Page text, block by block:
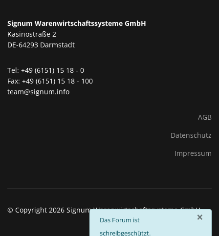
×
info
Das Forum ist
schreibgeschützt.
Signum Warenwirtschaftssysteme GmbH
Kasinostraße 2
DE-64293 Darmstadt
Tel: +49 (6151) 15 18 - 0
Fax: +49 (6151) 15 18 - 100
team@signum.info
AGB
Datenschutz
Impressum
© Copyright 2026 Signum Warenwirtschaftssysteme GmbH